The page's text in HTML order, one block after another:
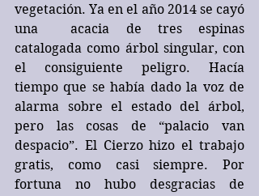
vegetación. Ya en el año 2014 se cayó
una  acacia de tres espinas
catalogada como árbol singular, con
el consiguiente peligro. Hacía
tiempo que se había dado la voz de
alarma sobre el estado del árbol,
pero las cosas de “palacio van
despacio”. El Cierzo hizo el trabajo
gratis, como casi siempre. Por
fortuna no hubo desgracias de